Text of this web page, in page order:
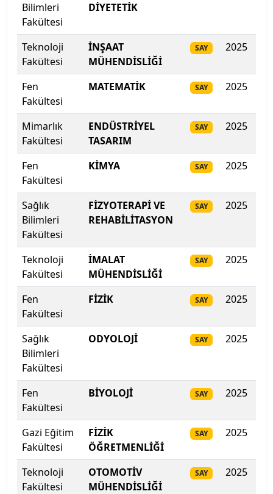
Hakkari Üniversitesi
Haliç Üniversitesi
Harran Üniversitesi
Hatay Mustafa Kemal Üniversitesi
Hitit Üniversitesi
Hoca Ahmet Yesevi Uluslararası Türk-Kazak
Üniversitesi
Isparta Uygulamalı Bilimler Üniversitesi
Işık Üniversitesi
İbn Haldun Üniversitesi
İhsan Doğramacı Bilkent Üniversitesi
İnönü Üniversitesi
İskenderun Teknik Üniversitesi
İstanbul 29 Mayıs Üniversitesi
İstanbul Arel Üniversitesi
Bilimleri
Fakültesi
DİYETETİK
Teknoloji
Fakültesi
İNŞAAT
MÜHENDİSLİĞİ
SAY 2025
Fen
Fakültesi
MATEMATİK SAY 2025
Mimarlık
Fakültesi
ENDÜSTRİYEL
TASARIM
SAY 2025
Fen
Fakültesi
KİMYA SAY 2025
Sağlık
Bilimleri
Fakültesi
FİZYOTERAPİ VE
REHABİLİTASYON
SAY 2025
Teknoloji
Fakültesi
İMALAT
MÜHENDİSLİĞİ
SAY 2025
Fen
Fakültesi
FİZİK SAY 2025
Sağlık
Bilimleri
Fakültesi
ODYOLOJİ SAY 2025
Fen
Fakültesi
BİYOLOJİ SAY 2025
Gazi Eğitim
Fakültesi
FİZİK
ÖĞRETMENLİĞİ
SAY 2025
Teknoloji
Fakültesi
OTOMOTİV
MÜHENDİSLİĞİ
SAY 2025